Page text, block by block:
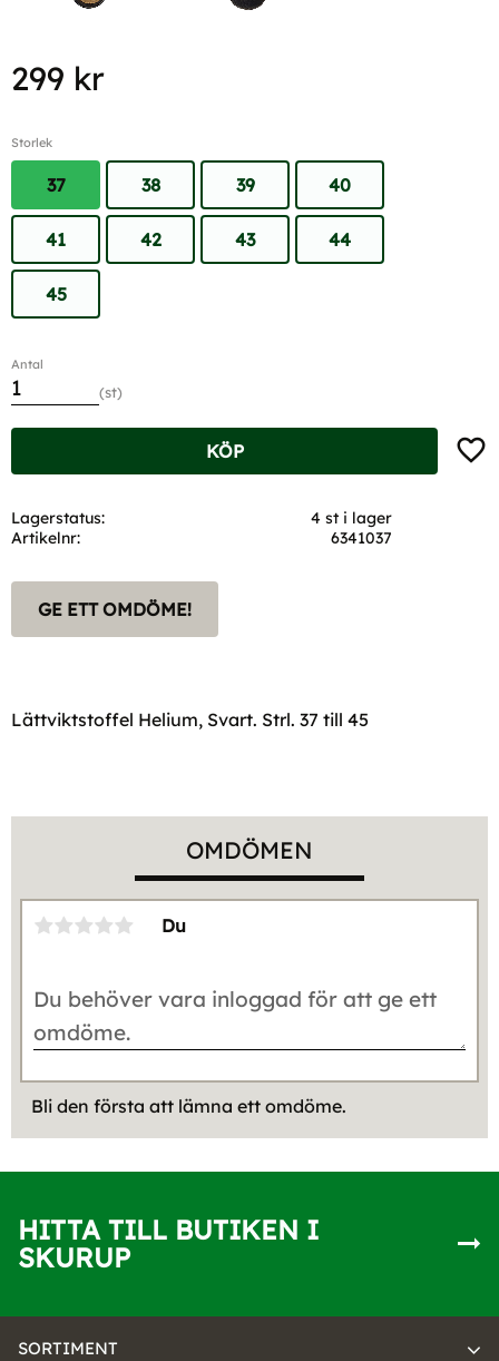
299 kr
Storlek
37 38 39 40
41 42 43 44
45
Antal
st
KÖP
Lagerstatus
4 st i lager
Artikelnr
6341037
GE ETT OMDÖME!
Lättviktstoffel Helium, Svart. Strl. 37 till 45
OMDÖMEN
Du
Bli den första att lämna ett omdöme.
HITTA TILL BUTIKEN I
SKURUP
SORTIMENT